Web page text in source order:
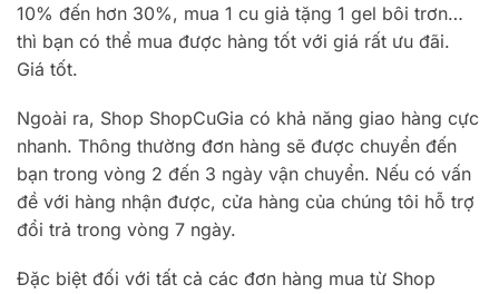
10% đến hơn 30%, mua 1 cu giả tặng 1 gel bôi trơn…
thì bạn có thể mua được hàng tốt với giá rất ưu đãi.
Giá tốt.
Ngoài ra, Shop ShopCuGia có khả năng giao hàng cực
nhanh. Thông thường đơn hàng sẽ được chuyển đến
bạn trong vòng 2 đến 3 ngày vận chuyển. Nếu có vấn
đề với hàng nhận được, cửa hàng của chúng tôi hỗ trợ
đổi trả trong vòng 7 ngày.
Đặc biệt đối với tất cả các đơn hàng mua từ Shop